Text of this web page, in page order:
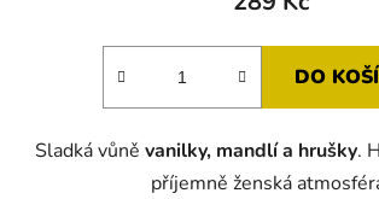
DO
Sladká vůně vanilky, mandlí a hrušky.
příjemně ženská